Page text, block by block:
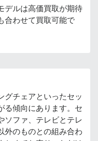
デルは高価買取が期待
合わせて買取可能で
グチェアといったセッ
る傾向にあります。セ
ソファ、テレビとテレ
外のものとの組み合わ